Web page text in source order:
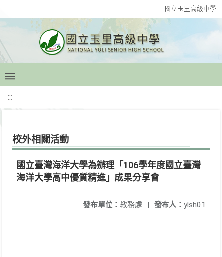
國立玉里高級中學
:::
校外相關活動
國立臺灣海洋大學為辦理「106學年度國立臺灣
海洋大學高中優質精進」成果分享會
發布人： ylsh01
發布單位： 教務處 |